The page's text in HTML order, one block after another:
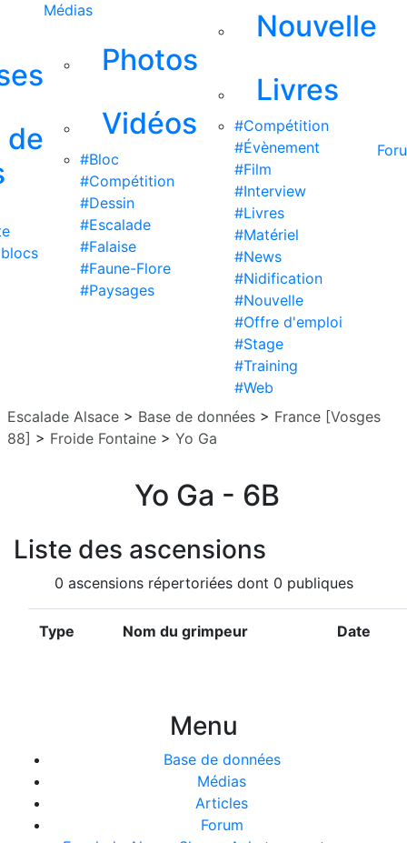
de
Médias
Photos
Vidéos
#Bloc
#Compétition
#Dessin
#Escalade
#Falaise
#Faune-Flore
#Paysages
Nouvelle
Livres
#Compétition
#Évènement
#Film
#Interview
#Livres
#Matériel
#News
#Nidification
#Nouvelle
#Offre d'emploi
#Stage
#Training
#Web
Escalade Alsace > Base de données > France [Vosges
88] > Froide Fontaine > Yo Ga
Yo Ga - 6B
Liste des ascensions
0 ascensions répertoriées dont 0 publiques
Type Nom du grimpeur Date
Menu
Base de données
Médias
Articles
Forum